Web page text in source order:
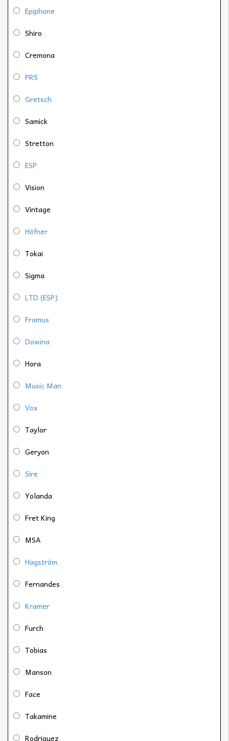
Epiphone
Shiro
Cremona
PRS
Gretsch
Samick
Stretton
ESP
Vision
Vintage
Höfner
Tokai
Sigma
LTD (ESP)
Framus
Dowina
Hora
Music Man
Vox
Taylor
Geryon
Sire
Yolanda
Fret King
MSA
Hagström
Fernandes
Kramer
Furch
Tobias
Manson
Face
Takamine
Rodriguez